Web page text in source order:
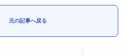
元の記事へ戻る